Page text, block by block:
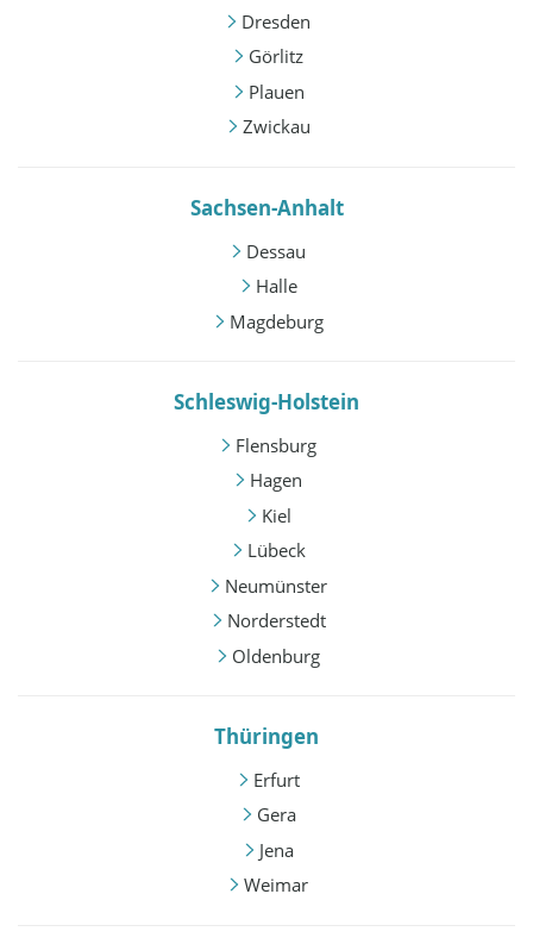
Dresden
Görlitz
Plauen
Zwickau
Sachsen-Anhalt
Dessau
Halle
Magdeburg
Schleswig-Holstein
Flensburg
Hagen
Kiel
Lübeck
Neumünster
Norderstedt
Oldenburg
Thüringen
Erfurt
Gera
Jena
Weimar